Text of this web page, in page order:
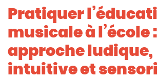
Pratiquer
musicale à l’école :
approche ludique,
intuitive et